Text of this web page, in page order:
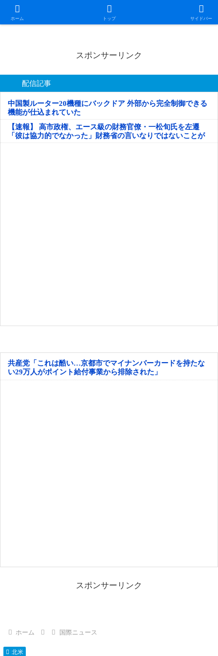
ホーム トップ サイドバー
日本第一！ニュース録
スポンサーリンク
配信記事
中国製ルーター20機種にバックドア 外部から完全制御できる
機能が仕込まれていた
【速報】 高市政権、エース級の財務官僚・一松旬氏を左遷
「彼は協力的でなかった」財務省の言いなりではないことが
判明
共産党「これは酷い…京都市でマイナンバーカードを持たな
い29万人がポイント給付事業から排除された」
スポンサーリンク
ホーム 国際ニュース
北米